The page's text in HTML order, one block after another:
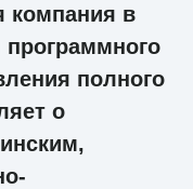
компания в
программного
полного
о